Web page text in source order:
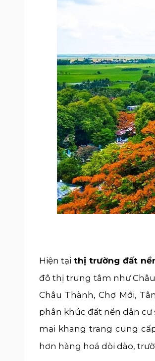
Hiện tạithị trường đất
đô thị trung tâm như
Châu Thành, Chợ Mới,
phân khúc đất nền dân
mại khang trang cung
hơn hàng hoá dòi dào,